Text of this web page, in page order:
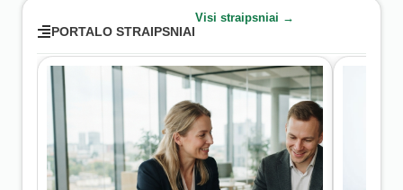
PORTALO STRAIPSNIAI
Visi straipsniai →